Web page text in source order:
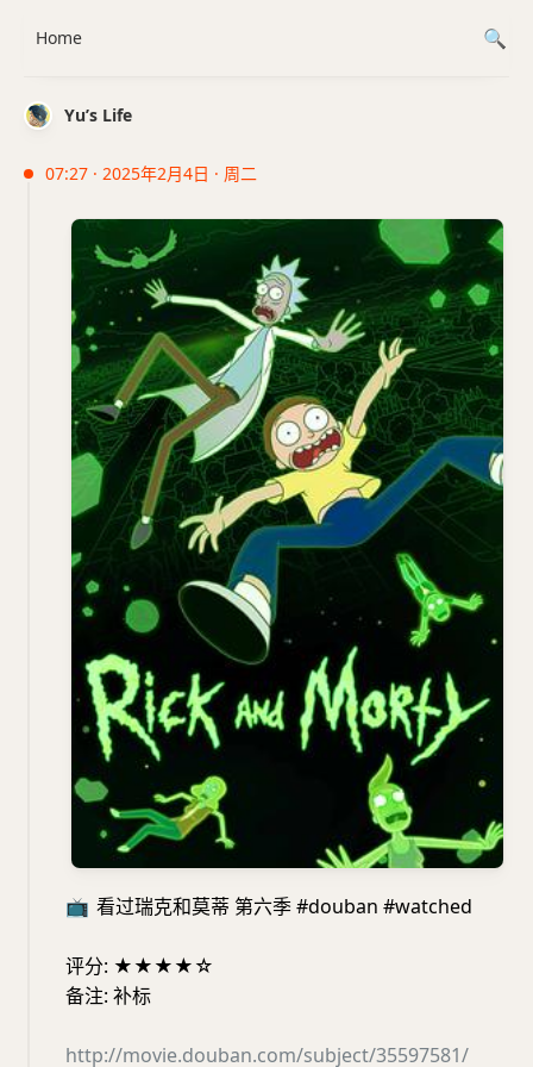
Yu’s Life
07:27 · 2025年2月4日 · 周二
📺 看过瑞克和莫蒂 第六季 #douban #watched
评分: ★★★★☆
备注: 补标
http://movie.douban.com/subject/35597581/
Home